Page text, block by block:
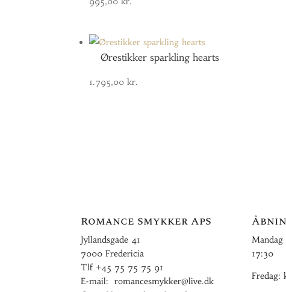
Ørestikker sparkling hearts
1.795,00kr.
Romance Smykker ApS
Jyllandsgade 41
7000 Fredericia
Tlf +45 75 75 75 91
E-mail:romancesmykker@live.dk
17:30
Fredag: